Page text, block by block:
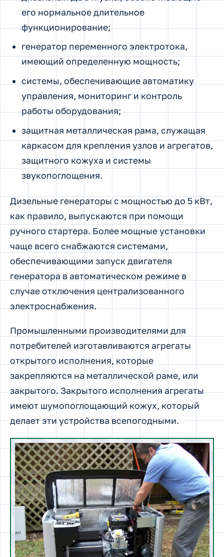
его нормальное длительное
функционирование;
генератор переменного электротока,
имеющий определенную мощность;
системы, обеспечивающие автоматику
управления, мониторинг и контроль
работы оборудования;
защитная металлическая рама, служащая
каркасом для крепления узлов и агрегатов,
защитного кожуха и системы
звукопоглощения.
Дизельные генераторы с мощностью до 5 кВт,
как правило, выпускаются при помощи
ручного стартера. Более мощные установки
чаще всего снабжаются системами,
обеспечивающими запуск двигателя
генератора в автоматическом режиме в
случае отключения централизованного
электроснабжения.
Промышленными производителями для
потребителей изготавливаются агрегаты
открытого исполнения, которые
закрепляются на металлической раме, или
закрытого. Закрытого исполнения агрегаты
имеют шумопоглощающий кожух, который
делает эти устройства всепогодными.